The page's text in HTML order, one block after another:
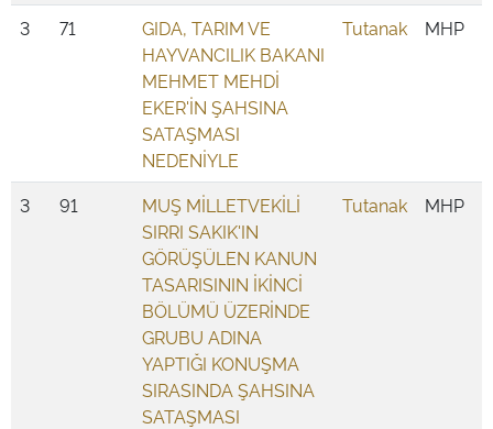
3 71
GIDA, TARIM VE
HAYVANCILIK BAKANI
MEHMET MEHDİ
EKER'İN ŞAHSINA
SATAŞMASI
NEDENİYLE
Tutanak MHP
3 91
MUŞ MİLLETVEKİLİ
SIRRI SAKIK'IN
GÖRÜŞÜLEN KANUN
TASARISININ İKİNCİ
BÖLÜMÜ ÜZERİNDE
GRUBU ADINA
YAPTIĞI KONUŞMA
SIRASINDA ŞAHSINA
SATAŞMASI
Tutanak MHP